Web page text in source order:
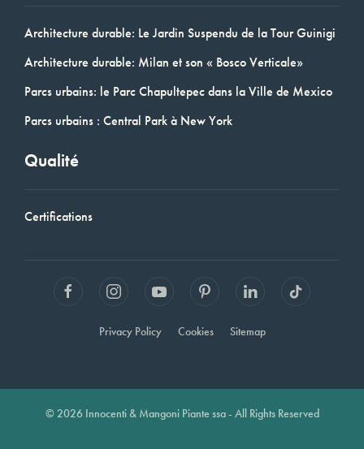
Architecture durable: Le Jardin Suspendu de la Tour Guinigi
Architecture durable: Milan et son « Bosco Verticale»
Parcs urbains: le Parc Chapultepec dans la Ville de Mexico
Parcs urbains : Central Park à New York
Qualité
Certifications
Privacy Policy Cookies Sitemap
© 2026 Innocenti & Mangoni Piante ssa - All Rights Reserved